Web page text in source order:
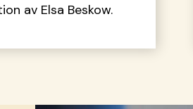
av Elsa Beskow.